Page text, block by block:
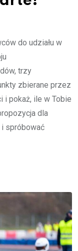
do udziału w
trzy
zbierane przez
i pokaż, ile w Tobie
dla
spróbować